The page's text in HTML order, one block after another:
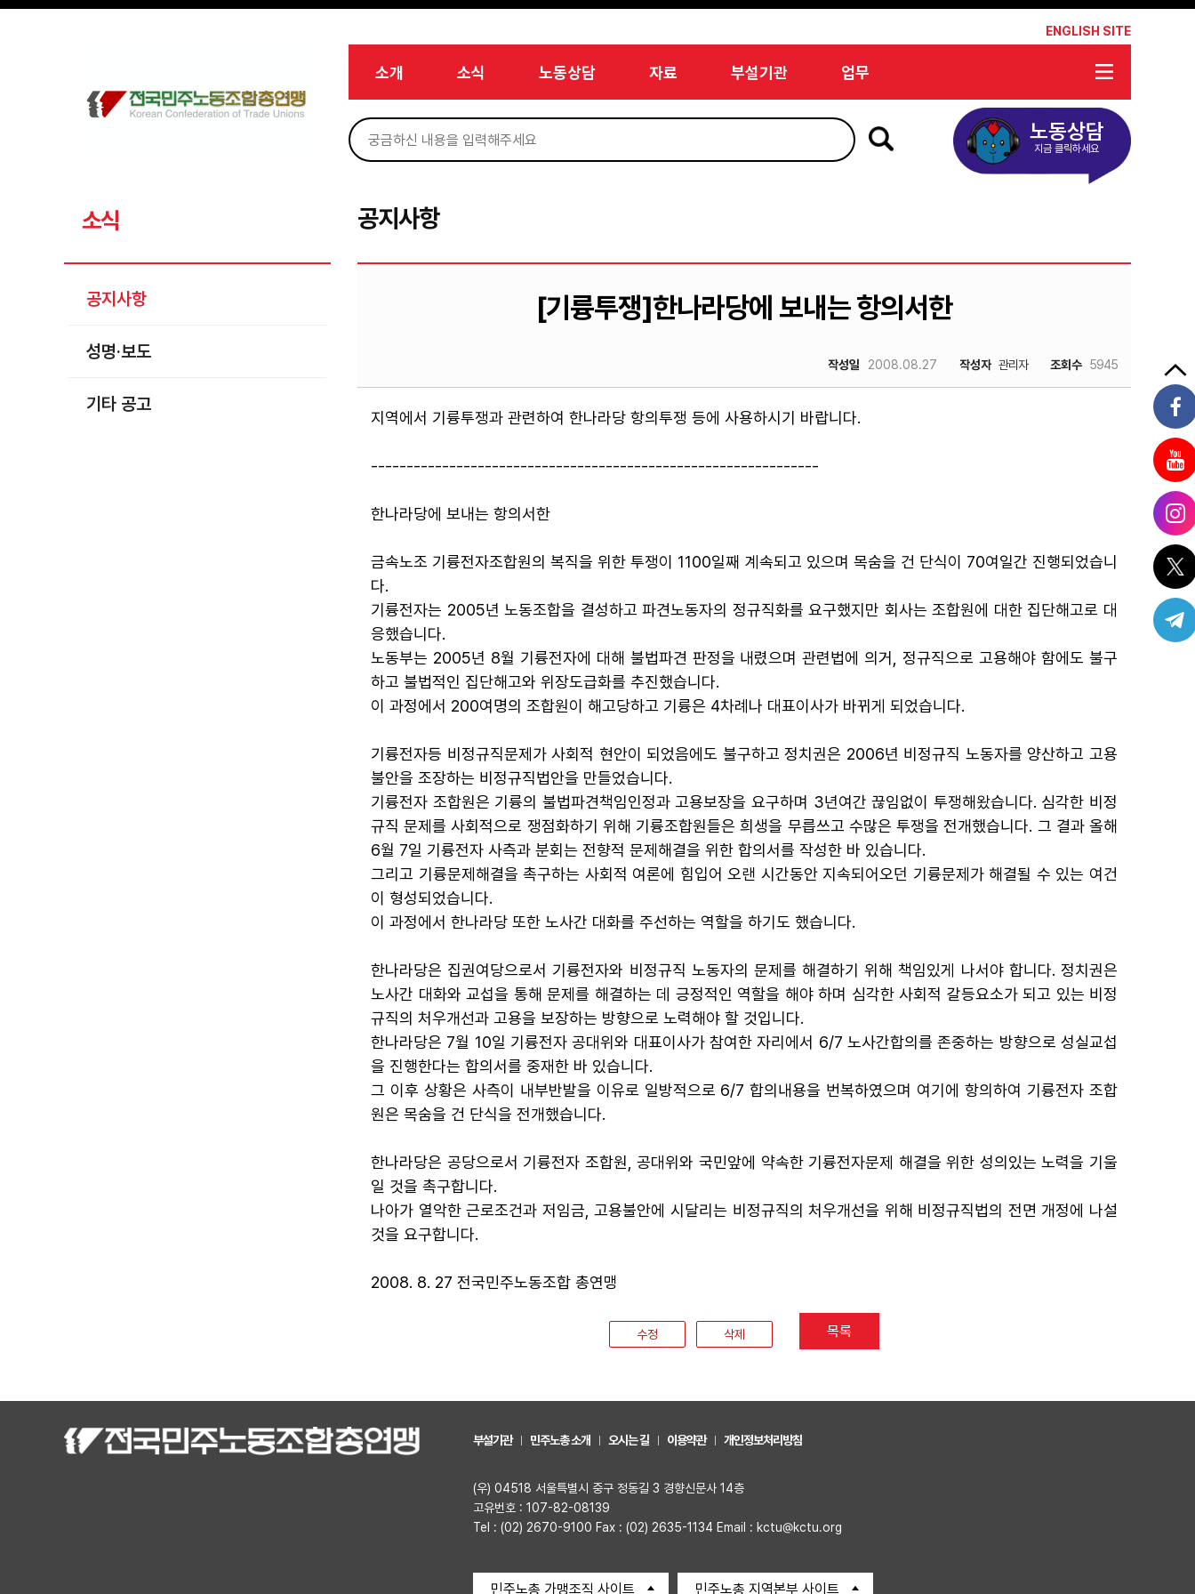
메뉴 건너뛰기
ENGLISH SITE
소개 소식 노동상담 자료 부설기관 업무
노동상담
지금 클릭하세요
소식
공지사항
성명·보도
기타 공고
공지사항
[기륭투쟁]한나라당에 보내는 항의서한
작성일 2008.08.27 작성자 관리자 조회수 5945
지역에서 기륭투쟁과 관련하여 한나라당 항의투쟁 등에 사용하시기 바랍니다.
---------------------------------------------------------------
한나라당에 보내는 항의서한
금속노조 기륭전자조합원의 복직을 위한 투쟁이 1100일째 계속되고 있으며 목숨을 건 단식이 70여일간 진행되었습니
다.
기륭전자는 2005년 노동조합을 결성하고 파견노동자의 정규직화를 요구했지만 회사는 조합원에 대한 집단해고로 대
응했습니다.
노동부는 2005년 8월 기륭전자에 대해 불법파견 판정을 내렸으며 관련법에 의거, 정규직으로 고용해야 함에도 불구
하고 불법적인 집단해고와 위장도급화를 추진했습니다.
이 과정에서 200여명의 조합원이 해고당하고 기륭은 4차례나 대표이사가 바뀌게 되었습니다.
기륭전자등 비정규직문제가 사회적 현안이 되었음에도 불구하고 정치권은 2006년 비정규직 노동자를 양산하고 고용
불안을 조장하는 비정규직법안을 만들었습니다.
기륭전자 조합원은 기륭의 불법파견책임인정과 고용보장을 요구하며 3년여간 끊임없이 투쟁해왔습니다. 심각한 비정
규직 문제를 사회적으로 쟁점화하기 위해 기륭조합원들은 희생을 무릅쓰고 수많은 투쟁을 전개했습니다. 그 결과 올해
6월 7일 기륭전자 사측과 분회는 전향적 문제해결을 위한 합의서를 작성한 바 있습니다.
그리고 기륭문제해결을 촉구하는 사회적 여론에 힘입어 오랜 시간동안 지속되어오던 기륭문제가 해결될 수 있는 여건
이 형성되었습니다.
이 과정에서 한나라당 또한 노사간 대화를 주선하는 역할을 하기도 했습니다.
한나라당은 집권여당으로서 기륭전자와 비정규직 노동자의 문제를 해결하기 위해 책임있게 나서야 합니다. 정치권은
노사간 대화와 교섭을 통해 문제를 해결하는 데 긍정적인 역할을 해야 하며 심각한 사회적 갈등요소가 되고 있는 비정
규직의 처우개선과 고용을 보장하는 방향으로 노력해야 할 것입니다.
한나라당은 7월 10일 기륭전자 공대위와 대표이사가 참여한 자리에서 6/7 노사간합의를 존중하는 방향으로 성실교섭
을 진행한다는 합의서를 중재한 바 있습니다.
그 이후 상황은 사측이 내부반발을 이유로 일방적으로 6/7 합의내용을 번복하였으며 여기에 항의하여 기륭전자 조합
원은 목숨을 건 단식을 전개했습니다.
한나라당은 공당으로서 기륭전자 조합원, 공대위와 국민앞에 약속한 기륭전자문제 해결을 위한 성의있는 노력을 기울
일 것을 촉구합니다.
나아가 열악한 근로조건과 저임금, 고용불안에 시달리는 비정규직의 처우개선을 위해 비정규직법의 전면 개정에 나설
것을 요구합니다.
2008. 8. 27 전국민주노동조합 총연맹
수정 삭제 목록
부설기관 민주노총 소개 오시는 길 이용약관 개인정보처리방침
(우) 04518 서울특별시 중구 정동길 3 경향신문사 14층
고유번호 : 107-82-08139
Tel : (02) 2670-9100 Fax : (02) 2635-1134 Email : kctu@kctu.org
민주노총 가맹조직 사이트 민주노총 지역본부 사이트
Sketchbook5, 스케치북5